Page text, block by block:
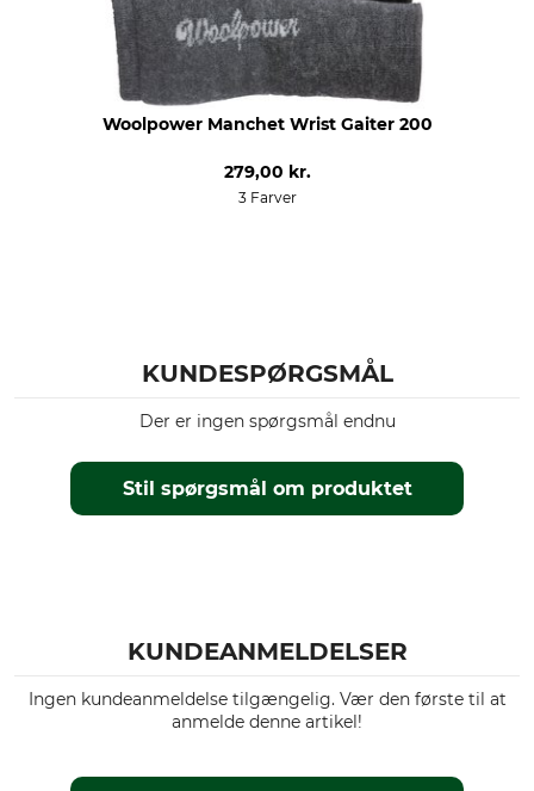
Woolpower Manchet Wrist Gaiter 200
279,00 kr.
3 Farver
KUNDESPØRGSMÅL
Stil spørgsmål om produktet
Der er ingen spørgsmål endnu
KUNDEANMELDELSER
Ingen kundeanmeldelse tilgængelig. Vær den første til at
anmelde denne artikel!